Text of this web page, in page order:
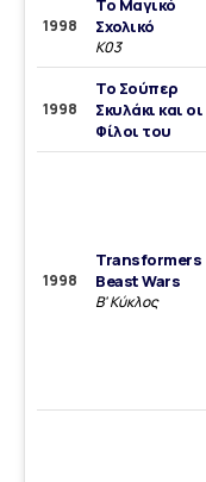
1998
Το Μαγικό
Σχολικό
Κ03
1998
Το Σούπερ
Σκυλάκι και οι
Φίλοι του
1998
Transformers
Beast Wars
Β' Κύκλος